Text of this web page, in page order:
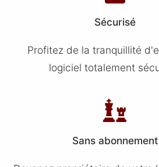
Sécurisé
Profitez de la tranquillité
logiciel totalement
Sans abonnement